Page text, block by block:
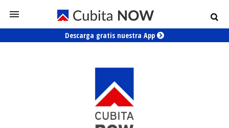
Descarga gratis nuestra App